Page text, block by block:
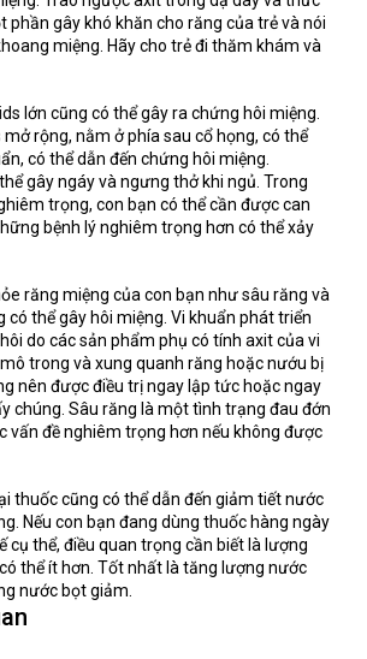
phần gây khó khăn cho răng của trẻ và nói
miệng. Hãy cho trẻ đi thăm khám và
lớn cũng có thể gây ra chứng hôi miệng.
rộng, nằm ở phía sau cổ họng, có thể
có thể dẫn đến chứng hôi miệng.
gây ngáy và ngưng thở khi ngủ. Trong
trọng, con bạn có thể cần được can
bệnh lý nghiêm trọng hơn có thể xảy
răng miệng của con bạn như sâu răng và
có thể gây hôi miệng. Vi khuẩn phát triển
do các sản phẩm phụ có tính axit của vi
trong và xung quanh răng hoặc nướu bị
nên được điều trị ngay lập tức hoặc ngay
chúng. Sâu răng là một tình trạng đau đớn
vấn đề nghiêm trọng hơn nếu không được
thuốc cũng có thể dẫn đến giảm tiết nước
Nếu con bạn đang dùng thuốc hàng ngày
cụ thể, điều quan trọng cần biết là lượng
thể ít hơn. Tốt nhất là tăng lượng nước
nước bọt giảm.